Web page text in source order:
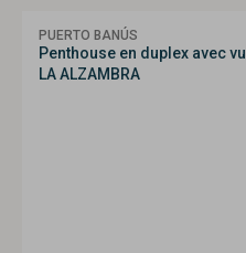
PUERTO BANÚS
Penthouse en duplex avec
LA ALZAMBRA